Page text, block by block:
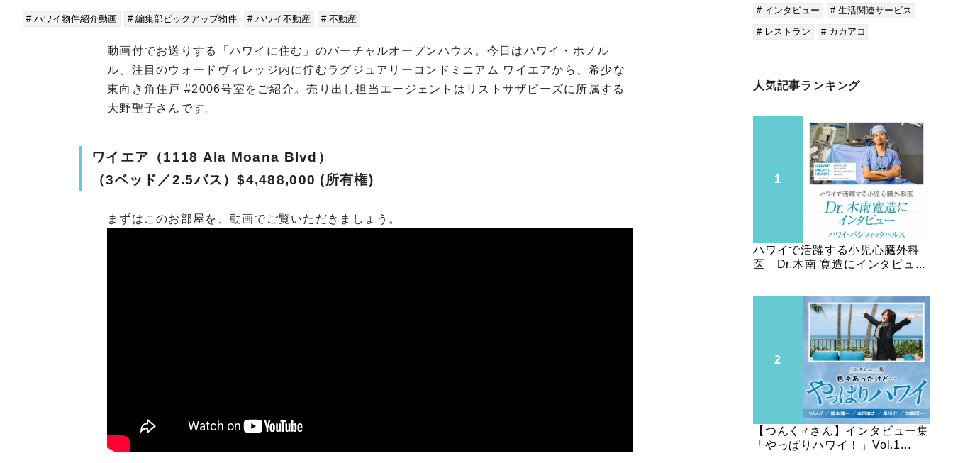
# ハワイ物件紹介動画 # 編集部ピックアップ物件 # ハワイ不動産 # 不動産
動画付でお送りする「ハワイに住む」のバーチャルオープンハウス。今日はハワイ・ホノル
ル、注目のウォードヴィレッジ内に佇むラグジュアリーコンドミニアム ワイエアから、希少な
東向き角住戸 #2006号室をご紹介。売り出し担当エージェントはリストサザビーズに所属する
大野聖子さんです。
ワイエア（1118 Ala Moana Blvd）
（3ベッド／2.5バス）$4,488,000 (所有権)
まずはこのお部屋を、動画でご覧いただきましょう。
# インタビュー
# 生活関連サービス
# レストラン
# カカアコ
人気記事ランキング
ハワイで活躍する小児心臓外科
医 Dr.木南 寛造にインタビュ...
【つんく♂さん】インタビュー集
「やっぱりハワイ！」Vol.1...